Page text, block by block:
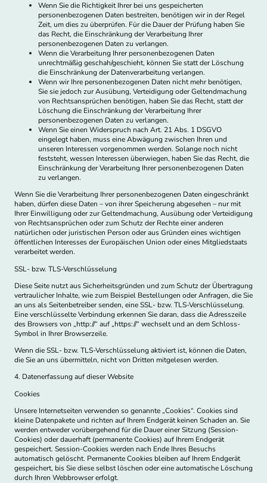
Wenn Sie die Richtigkeit Ihrer bei uns gespeicherten
personenbezogenen Daten bestreiten, benötigen wir in der Regel
Zeit, um dies zu überprüfen. Für die Dauer der Prüfung haben Sie
das Recht, die Einschränkung der Verarbeitung Ihrer
personenbezogenen Daten zu verlangen.
Wenn die Verarbeitung Ihrer personenbezogenen Daten
unrechtmäßig geschah/geschieht, können Sie statt der Löschung
die Einschränkung der Datenverarbeitung verlangen.
Wenn wir Ihre personenbezogenen Daten nicht mehr benötigen,
Sie sie jedoch zur Ausübung, Verteidigung oder Geltendmachung
von Rechtsansprüchen benötigen, haben Sie das Recht, statt der
Löschung die Einschränkung der Verarbeitung Ihrer
personenbezogenen Daten zu verlangen.
Wenn Sie einen Widerspruch nach Art. 21 Abs. 1 DSGVO
eingelegt haben, muss eine Abwägung zwischen Ihren und
unseren Interessen vorgenommen werden. Solange noch nicht
feststeht, wessen Interessen überwiegen, haben Sie das Recht, die
Einschränkung der Verarbeitung Ihrer personenbezogenen Daten
zu verlangen.
Wenn Sie die Verarbeitung Ihrer personenbezogenen Daten eingeschränkt
haben, dürfen diese Daten – von ihrer Speicherung abgesehen – nur mit
Ihrer Einwilligung oder zur Geltendmachung, Ausübung oder Verteidigung
von Rechtsansprüchen oder zum Schutz der Rechte einer anderen
natürlichen oder juristischen Person oder aus Gründen eines wichtigen
öffentlichen Interesses der Europäischen Union oder eines Mitgliedstaats
verarbeitet werden.
SSL- bzw. TLS-Verschlüsselung
Diese Seite nutzt aus Sicherheitsgründen und zum Schutz der Übertragung
vertraulicher Inhalte, wie zum Beispiel Bestellungen oder Anfragen, die Sie
an uns als Seitenbetreiber senden, eine SSL- bzw. TLS-Verschlüsselung.
Eine verschlüsselte Verbindung erkennen Sie daran, dass die Adresszeile
des Browsers von „http://“ auf „https://“ wechselt und an dem Schloss-
Symbol in Ihrer Browserzeile.
Wenn die SSL- bzw. TLS-Verschlüsselung aktiviert ist, können die Daten,
die Sie an uns übermitteln, nicht von Dritten mitgelesen werden.
4. Datenerfassung auf dieser Website
Cookies
Unsere Internetseiten verwenden so genannte „Cookies“. Cookies sind
kleine Datenpakete und richten auf Ihrem Endgerät keinen Schaden an. Sie
werden entweder vorübergehend für die Dauer einer Sitzung (Session-
Cookies) oder dauerhaft (permanente Cookies) auf Ihrem Endgerät
gespeichert. Session-Cookies werden nach Ende Ihres Besuchs
automatisch gelöscht. Permanente Cookies bleiben auf Ihrem Endgerät
gespeichert, bis Sie diese selbst löschen oder eine automatische Löschung
durch Ihren Webbrowser erfolgt.